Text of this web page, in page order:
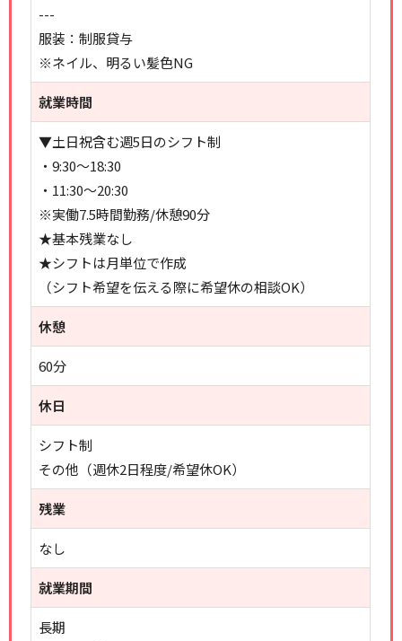
---
服装：制服貸与
※ネイル、明るい髪色NG
就業時間
▼土日祝含む週5日のシフト制
・9:30～18:30
・11:30～20:30
※実働7.5時間勤務/休憩90分
★基本残業なし
★シフトは月単位で作成
（シフト希望を伝える際に希望休の相談OK）
休憩
60分
休日
シフト制
その他（週休2日程度/希望休OK）
残業
なし
就業期間
長期